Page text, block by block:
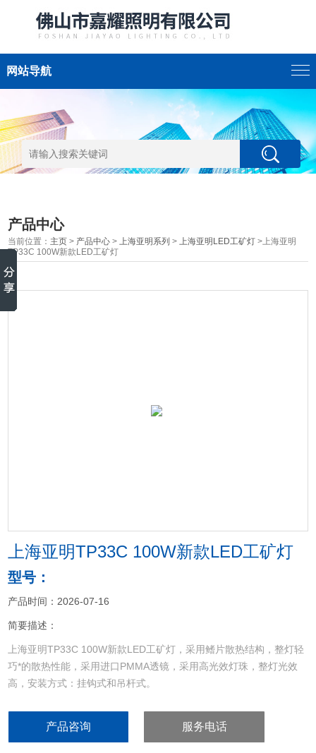
网站导航
产品中心
当前位置： 主页 > 产品中心 >上海亚明系列 >上海亚明LED工矿灯 >上海亚明
TP33C 100W新款LED工矿灯
上海亚明TP33C 100W新款LED工矿灯
型号：
产品时间：2026-07-16
简要描述：
上海亚明TP33C 100W新款LED工矿灯，采用鳍片散热结构，整灯轻
巧*的散热性能，采用进口PMMA透镜，采用高光效灯珠，整灯光效
高，安装方式：挂钩式和吊杆式。
产品咨询 服务电话